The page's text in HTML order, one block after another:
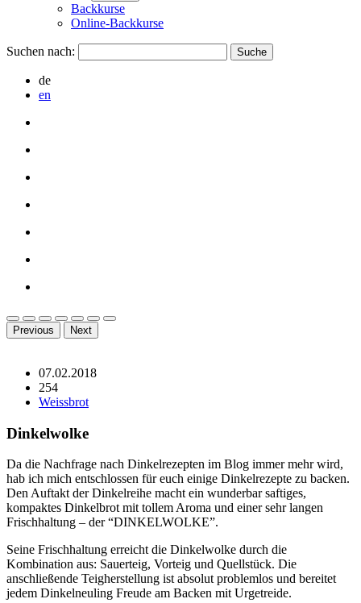
Backkurse
Online-Backkurse
Suchen nach:
de
en
Previous Next
07.02.2018
254
Weissbrot
Dinkelwolke
Da die Nachfrage nach Dinkelrezepten im Blog immer mehr wird,
hab ich mich entschlossen für euch einige Dinkelrezepte zu backen.
Den Auftakt der Dinkelreihe macht ein wunderbar saftiges,
kompaktes Dinkelbrot mit tollem Aroma und einer sehr langen
Frischhaltung – der “DINKELWOLKE”.
Seine Frischhaltung erreicht die Dinkelwolke durch die
Kombination aus: Sauerteig, Vorteig und Quellstück. Die
anschließende Teigherstellung ist absolut problemlos und bereitet
jedem Dinkelneuling Freude am Backen mit Urgetreide.